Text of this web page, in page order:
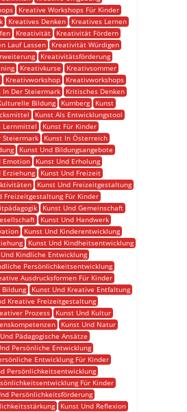
Kreative Workshops Für Kinder
Kreatives Denken
Kreatives Lernen
Kreativität
Kreativität Fördern
Lauf Lassen
Kreativität Würdigen
Kreativitätsförderung
Kreativkurse
Kreativsommer
Kreativworkshop
Kreativworkshops
In Der Steiermark
Kritisches Denken
Bildung Kumberg
Kunst
Kunst Als Entwicklungstool
Lernmittel
Kunst Für Kinder
Steiermark
Kunst In Österreich
Kunst Und Bildungsangebote
Emotion
Kunst Und Erholung
Erziehung
Kunst Und Freizeit
Kunst Und Freizeitgestaltung
Freizeitgestaltung Für Kinder
Kunst Und Gemeinschaft
Kunst Und Handwerk
Kunst Und Kinderentwicklung
Kunst Und Kindheitsentwicklung
Kindliche Entwicklung
Persönlichkeitsentwicklung
Ausdrucksformen Für Kinder
Bildung
Kunst Und Kreative Entfaltung
Kreative Freizeitgestaltung
Prozess
Kunst Und Kultur
Kunst Und Natur
Pädagogische Ansätze
Persönliche Entwicklung
Entwicklung Für Kinder
Persönlichkeitsentwicklung
Für Kinder
Persönlichkeitsförderung
Kunst Und Reflexion